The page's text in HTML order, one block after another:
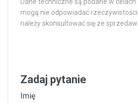
Dane techniczne są podane w
mogą nie odpowiadać
należy skonsultować się ze
Zadaj pytanie
Imię